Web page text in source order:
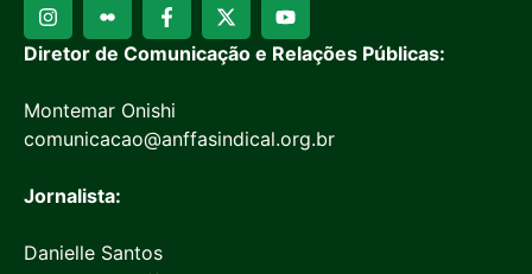
Diretor de Comunicação e Relações Públicas:
Montemar Onishi
comunicacao@anffasindical.org.br
Jornalista:
Danielle Santos